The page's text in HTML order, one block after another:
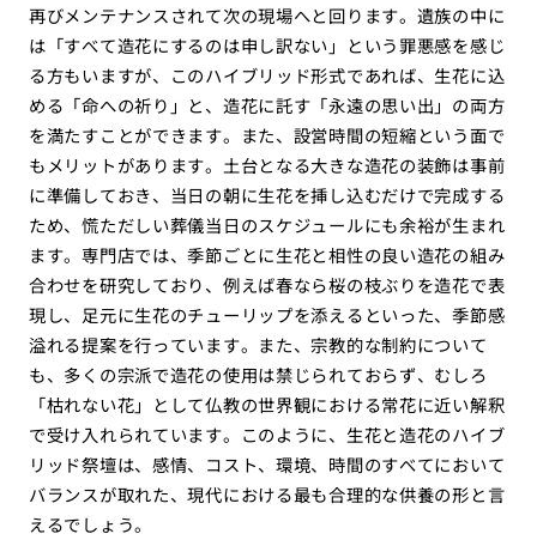
再びメンテナンスされて次の現場へと回ります。遺族の中に
は「すべて造花にするのは申し訳ない」という罪悪感を感じ
る方もいますが、このハイブリッド形式であれば、生花に込
める「命への祈り」と、造花に託す「永遠の思い出」の両方
を満たすことができます。また、設営時間の短縮という面で
もメリットがあります。土台となる大きな造花の装飾は事前
に準備しておき、当日の朝に生花を挿し込むだけで完成する
ため、慌ただしい葬儀当日のスケジュールにも余裕が生まれ
ます。専門店では、季節ごとに生花と相性の良い造花の組み
合わせを研究しており、例えば春なら桜の枝ぶりを造花で表
現し、足元に生花のチューリップを添えるといった、季節感
溢れる提案を行っています。また、宗教的な制約について
も、多くの宗派で造花の使用は禁じられておらず、むしろ
「枯れない花」として仏教の世界観における常花に近い解釈
で受け入れられています。このように、生花と造花のハイブ
リッド祭壇は、感情、コスト、環境、時間のすべてにおいて
バランスが取れた、現代における最も合理的な供養の形と言
えるでしょう。